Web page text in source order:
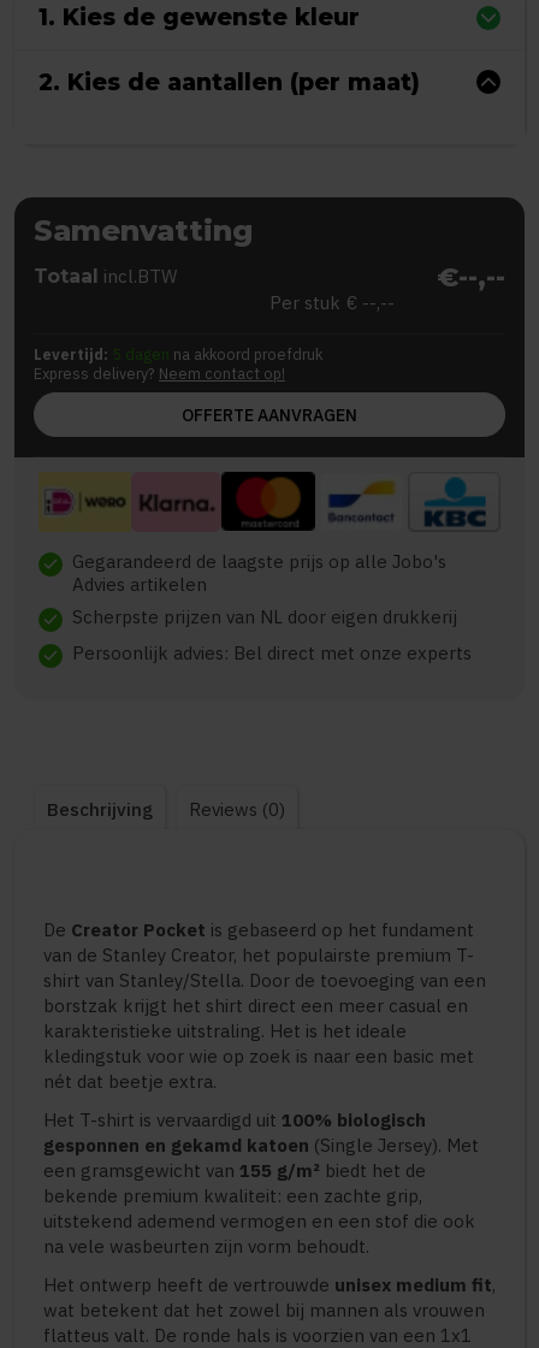
1. Kies de gewenste kleur
2. Kies de aantallen (per maat)
Samenvatting
Totaal incl.BTW €--,--
Per stuk € --,--
Levertijd: 5 dagen na akkoord proefdruk
Express delivery? Neem contact op!
OFFERTE AANVRAGEN
check Gegarandeerd de laagste prijs op alle Jobo's
Advies artikelen
check Scherpste prijzen van NL door eigen drukkerij
check Persoonlijk advies: Bel direct met onze experts
Beschrijving Reviews (0)
De Creator Pocket is gebaseerd op het fundament
van de Stanley Creator, het populairste premium T-
shirt van Stanley/Stella. Door de toevoeging van een
borstzak krijgt het shirt direct een meer casual en
karakteristieke uitstraling. Het is het ideale
kledingstuk voor wie op zoek is naar een basic met
nét dat beetje extra.
Het T-shirt is vervaardigd uit 100% biologisch
gesponnen en gekamd katoen (Single Jersey). Met
een gramsgewicht van 155 g/m² biedt het de
bekende premium kwaliteit: een zachte grip,
uitstekend ademend vermogen en een stof die ook
na vele wasbeurten zijn vorm behoudt.
Het ontwerp heeft de vertrouwde unisex medium fit,
wat betekent dat het zowel bij mannen als vrouwen
flatteus valt. De ronde hals is voorzien van een 1x1